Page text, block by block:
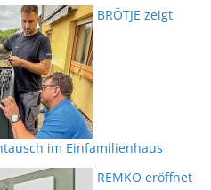
BRÖTJE zeigt
im Einfamilienhaus
REMKO eröffnet